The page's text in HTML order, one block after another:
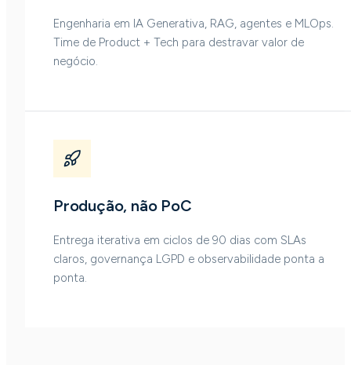
Engenharia em IA Generativa, RAG, agentes e MLOps.
Time de Product + Tech para destravar valor de
negócio.
Produção, não PoC
Entrega iterativa em ciclos de 90 dias com SLAs
claros, governança LGPD e observabilidade ponta a
ponta.